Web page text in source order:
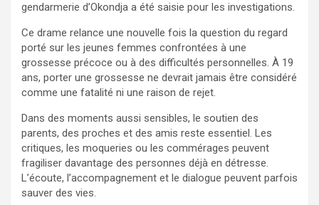
gendarmerie d’Okondja a été saisie pour les investigations.
Ce drame relance une nouvelle fois la question du regard
porté sur les jeunes femmes confrontées à une
grossesse précoce ou à des difficultés personnelles. À 19
ans, porter une grossesse ne devrait jamais être considéré
comme une fatalité ni une raison de rejet.
Dans des moments aussi sensibles, le soutien des
parents, des proches et des amis reste essentiel. Les
critiques, les moqueries ou les commérages peuvent
fragiliser davantage des personnes déjà en détresse.
L’écoute, l’accompagnement et le dialogue peuvent parfois
sauver des vies.